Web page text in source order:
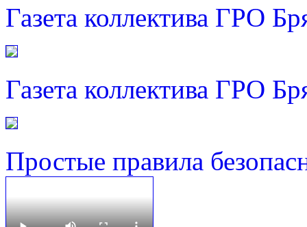
Газета коллектива ГРО
Газета коллектива ГРО
Простые правила